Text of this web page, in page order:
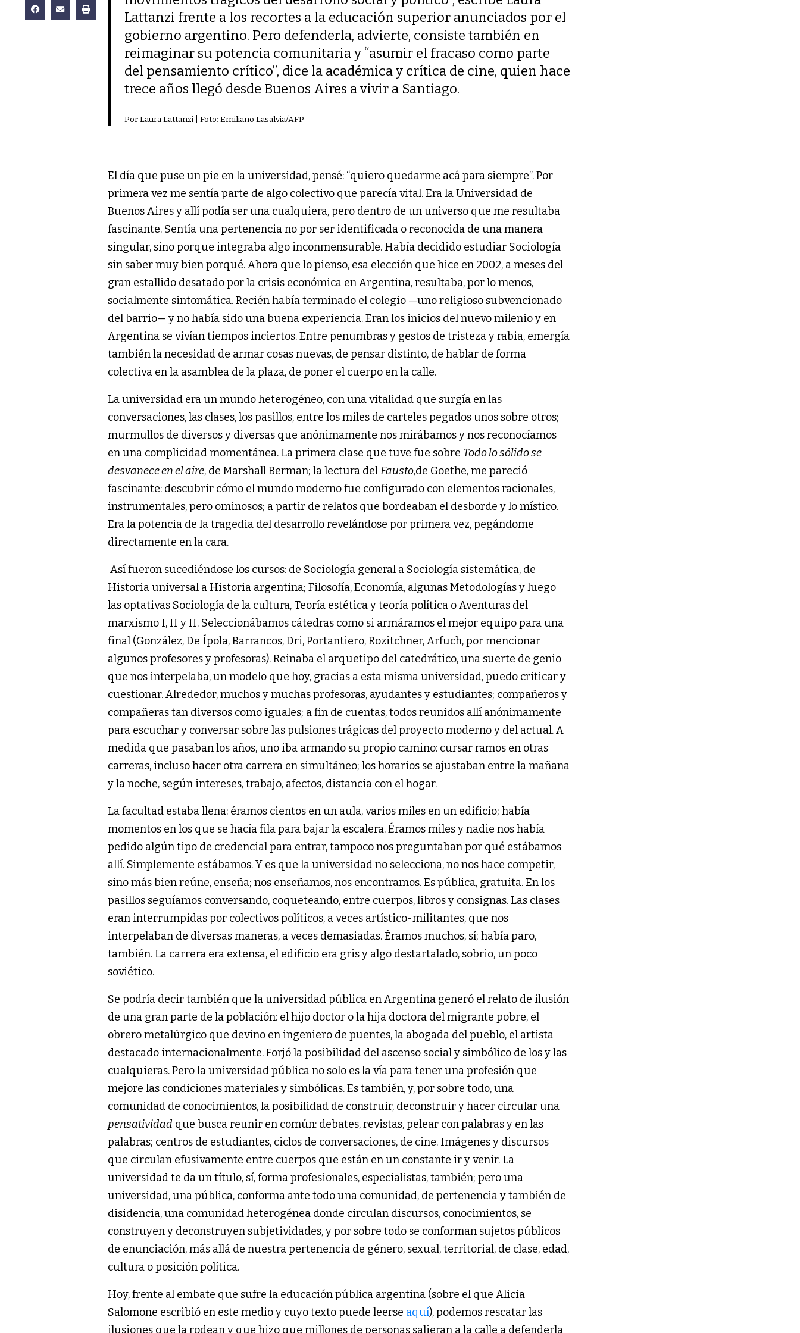
Lattanzi frente a los recortes a la educación superior anunciados por el
gobierno argentino. Pero defenderla, advierte, consiste también en
reimaginar su potencia comunitaria y “asumir el fracaso como parte
del pensamiento crítico”, dice la académica y crítica de cine, quien hace
trece años llegó desde Buenos Aires a vivir a Santiago.
Por Laura Lattanzi | Foto: Emiliano Lasalvia/AFP
El día que puse un pie en la universidad, pensé: “quiero quedarme acá para siempre”. Por
primera vez me sentía parte de algo colectivo que parecía vital. Era la Universidad de
Buenos Aires y allí podía ser una cualquiera, pero dentro de un universo que me resultaba
fascinante. Sentía una pertenencia no por ser identificada o reconocida de una manera
singular, sino porque integraba algo inconmensurable. Había decidido estudiar Sociología
sin saber muy bien porqué. Ahora que lo pienso, esa elección que hice en 2002, a meses del
gran estallido desatado por la crisis económica en Argentina, resultaba, por lo menos,
socialmente sintomática. Recién había terminado el colegio —uno religioso subvencionado
del barrio— y no había sido una buena experiencia. Eran los inicios del nuevo milenio y en
Argentina se vivían tiempos inciertos. Entre penumbras y gestos de tristeza y rabia, emergía
también la necesidad de armar cosas nuevas, de pensar distinto, de hablar de forma
colectiva en la asamblea de la plaza, de poner el cuerpo en la calle.
La universidad era un mundo heterogéneo, con una vitalidad que surgía en las
conversaciones, las clases, los pasillos, entre los miles de carteles pegados unos sobre otros;
murmullos de diversos y diversas que anónimamente nos mirábamos y nos reconocíamos
en una complicidad momentánea. La primera clase que tuve fue sobre Todo lo sólido se
desvanece en el aire, de Marshall Berman; la lectura delFausto,de Goethe, me pareció
fascinante: descubrir cómo el mundo moderno fue configurado con elementos racionales,
instrumentales, pero ominosos; a partir de relatos que bordeaban el desborde y lo místico.
Era la potencia de la tragedia del desarrollo revelándose por primera vez, pegándome
directamente en la cara.
Así fueron sucediéndose los cursos: de Sociología general a Sociología sistemática, de
Historia universal a Historia argentina; Filosofía, Economía, algunas Metodologías y luego
las optativas Sociología de la cultura, Teoría estética y teoría política o Aventuras del
marxismo I, II y II. Seleccionábamos cátedras como si armáramos el mejor equipo para una
final (González, De Ípola, Barrancos, Dri, Portantiero, Rozitchner, Arfuch, por mencionar
algunos profesores y profesoras). Reinaba el arquetipo del catedrático, una suerte de genio
que nos interpelaba, un modelo que hoy, gracias a esta misma universidad, puedo criticar y
cuestionar. Alrededor, muchos y muchas profesoras, ayudantes y estudiantes; compañeros y
compañeras tan diversos como iguales; a fin de cuentas, todos reunidos allí anónimamente
para escuchar y conversar sobre las pulsiones trágicas del proyecto moderno y del actual. A
medida que pasaban los años, uno iba armando su propio camino: cursar ramos en otras
carreras, incluso hacer otra carrera en simultáneo; los horarios se ajustaban entre la mañana
y la noche, según intereses, trabajo, afectos, distancia con el hogar.
La facultad estaba llena: éramos cientos en un aula, varios miles en un edificio; había
momentos en los que se hacía fila para bajar la escalera. Éramos miles y nadie nos había
pedido algún tipo de credencial para entrar, tampoco nos preguntaban por qué estábamos
allí. Simplemente estábamos. Y es que la universidad no selecciona, no nos hace competir,
sino más bien reúne, enseña; nos enseñamos, nos encontramos. Es pública, gratuita. En los
pasillos seguíamos conversando, coqueteando, entre cuerpos, libros y consignas. Las clases
eran interrumpidas por colectivos políticos, a veces artístico-militantes, que nos
interpelaban de diversas maneras, a veces demasiadas. Éramos muchos, sí; había paro,
también. La carrera era extensa, el edificio era gris y algo destartalado, sobrio, un poco
soviético.
Se podría decir también que la universidad pública en Argentina generó el relato de ilusión
de una gran parte de la población: el hijo doctor o la hija doctora del migrante pobre, el
obrero metalúrgico que devino en ingeniero de puentes, la abogada del pueblo, el artista
destacado internacionalmente. Forjó la posibilidad del ascenso social y simbólico de los y las
cualquieras. Pero la universidad pública no solo es la vía para tener una profesión que
mejore las condiciones materiales y simbólicas. Es también, y, por sobre todo, una
comunidad de conocimientos, la posibilidad de construir, deconstruir y hacer circular una
pensatividad que busca reunir en común: debates, revistas, pelear con palabras y en las
palabras; centros de estudiantes, ciclos de conversaciones, de cine. Imágenes y discursos
que circulan efusivamente entre cuerpos que están en un constante ir y venir. La
universidad te da un título, sí, forma profesionales, especialistas, también; pero una
universidad, una pública, conforma ante todo una comunidad, de pertenencia y también de
disidencia, una comunidad heterogénea donde circulan discursos, conocimientos, se
construyen y deconstruyen subjetividades, y por sobre todo se conforman sujetos públicos
de enunciación, más allá de nuestra pertenencia de género, sexual, territorial, de clase, edad,
cultura o posición política.
Hoy, frente al embate que sufre la educación pública argentina (sobre el que Alicia
Salomone escribió en este medio y cuyo texto puede leerse aquí), podemos rescatar las
ilusiones que la rodean y que hizo que millones de personas salieran a la calle a defenderla